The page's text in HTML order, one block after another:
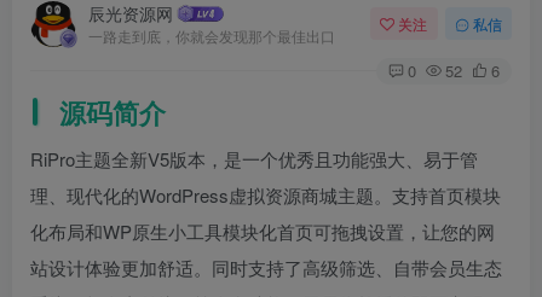
辰光资源网
一路走到底，你就会发现那个最佳出口
关注 私信
0 52 6
源码简介
RiPro主题全新V5版本，是一个优秀且功能强大、易于管
理、现代化的WordPress虚拟资源商城主题。支持首页模块
化布局和WP原生小工具模块化首页可拖拽设置，让您的网
站设计体验更加舒适。同时支持了高级筛选、自带会员生态